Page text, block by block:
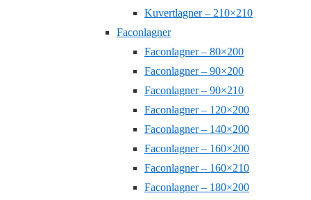
Kuvertlagner – 210×210
Faconlagner
Faconlagner – 80×200
Faconlagner – 90×200
Faconlagner – 90×210
Faconlagner – 120×200
Faconlagner – 140×200
Faconlagner – 160×200
Faconlagner – 160×210
Faconlagner – 180×200